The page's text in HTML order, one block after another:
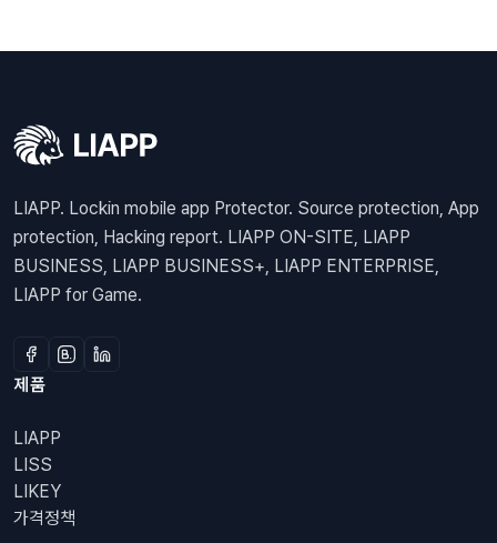
LIAPP. Lockin mobile app Protector. Source protection, App
protection, Hacking report. LIAPP ON-SITE, LIAPP
BUSINESS, LIAPP BUSINESS+, LIAPP ENTERPRISE,
LIAPP for Game.
제품
LIAPP
LISS
LIKEY
가격정책